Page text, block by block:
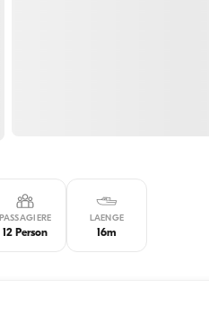
PASSAGIERE
12 Person
LAENGE
16m